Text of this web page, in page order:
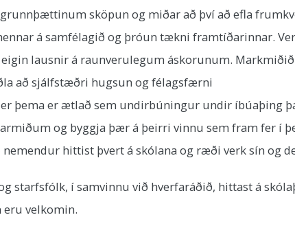
sköpun og miðar að því að efla
á samfélagið og þróun tækni framtíðarinnar.
eigin lausnir á raunverulegum áskorunum.
að sjálfstæðri hugsun og félagsfærni​
þema er ætlað sem undirbúningur undir íbúaþing
og byggja þær á þeirri vinnu sem fram fer í
nemendur hittist þvert á skólana og ræði verk sín og
starfsfólk, í samvinnu við hverfaráðið, hittast á
eru velkomin.